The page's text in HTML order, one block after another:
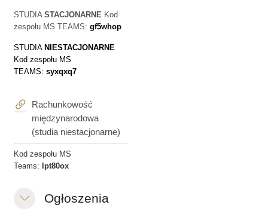
STUDIA STACJONARNE Kod
zespołu MS TEAMS: gf5whop
STUDIA NIESTACJONARNE
Kod zespołu MS
TEAMS: syxqxq7
Rachunkowość
międzynarodowa
(studia niestacjonarne)Adres URL
Kod zespołu MS
Teams: lpt80ox
MinimalizujOgłoszenia